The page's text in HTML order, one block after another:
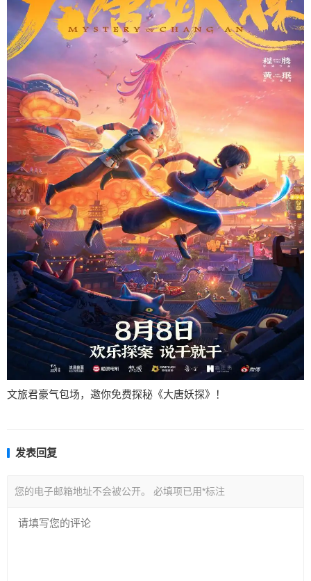
文旅君豪气包场，邀你免费探秘《大唐妖探》！
发表回复
您的电子邮箱地址不会被公开。 必填项已用*标注